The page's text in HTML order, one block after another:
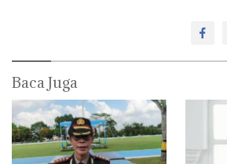
Baca Juga